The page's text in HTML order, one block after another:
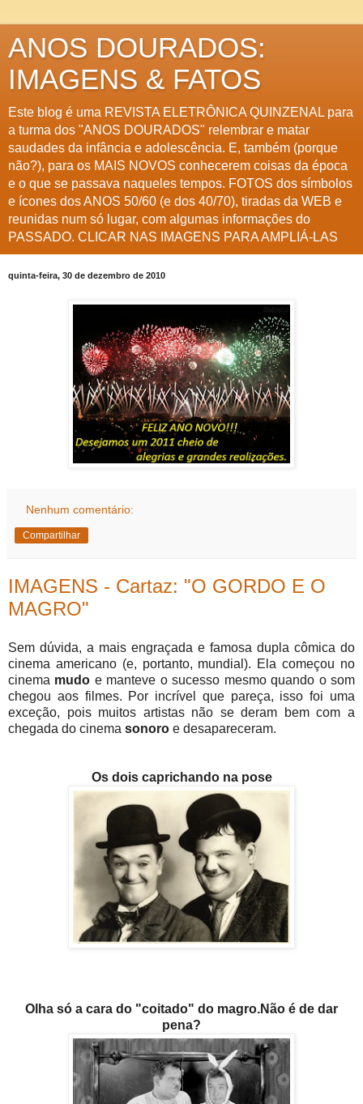
ANOS DOURADOS:
IMAGENS & FATOS
Este blog é uma REVISTA ELETRÔNICA QUINZENAL para
a turma dos "ANOS DOURADOS" relembrar e matar
saudades da infância e adolescência. E, também (porque
não?), para os MAIS NOVOS conhecerem coisas da época
e o que se passava naqueles tempos. FOTOS dos símbolos
e ícones dos ANOS 50/60 (e dos 40/70), tiradas da WEB e
reunidas num só lugar, com algumas informações do
PASSADO. CLICAR NAS IMAGENS PARA AMPLIÁ-LAS
quinta-feira, 30 de dezembro de 2010
Nenhum comentário:
Compartilhar
IMAGENS - Cartaz: "O GORDO E O
MAGRO"
Sem dúvida, a mais engraçada e famosa dupla cômica do
cinema americano (e, portanto, mundial). Ela começou no
cinema mudo e manteve o sucesso mesmo quando o som
chegou aos filmes. Por incrível que pareça, isso foi uma
exceção, pois muitos artistas não se deram bem com a
chegada do cinema sonoro e desapareceram.
Os dois caprichando na pose
Olha só a cara do "coitado" do magro.Não é de dar
pena?